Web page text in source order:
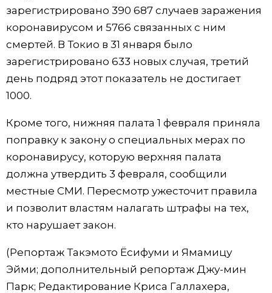
зарегистрировано 390 687 случаев заражения
коронавирусом и 5766 связанных с ним
смертей. В Токио в 31 января было
зарегистрировано 633 новых случая, третий
день подряд этот показатель не достигает
1000.
Кроме того, нижняя палата 1 февраля приняла
поправку к закону о специальных мерах по
коронавирусу, которую верхняя палата
должна утвердить 3 февраля, сообщили
местные СМИ. Пересмотр ужесточит правила
и позволит властям налагать штрафы на тех,
кто нарушает закон.
(Репортаж Такэмото Ёсифуми и Ямамицу
Эйми; дополнительный репортаж Джу-мин
Парк; Редактирование Криса Галлахера,